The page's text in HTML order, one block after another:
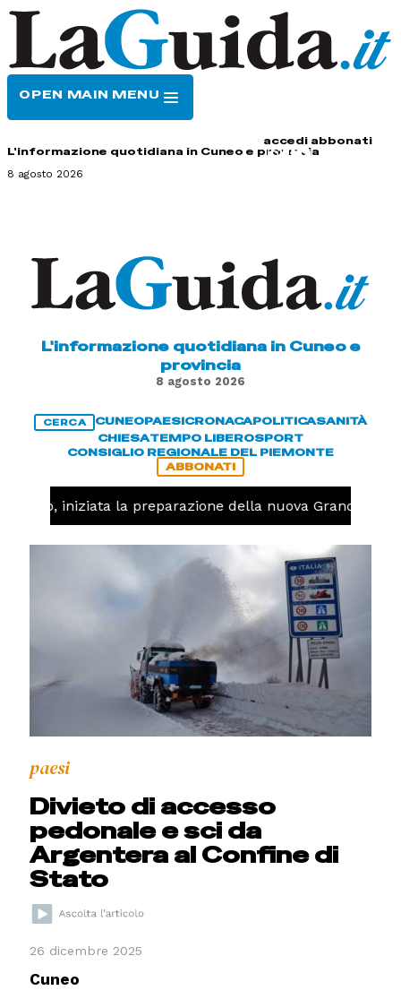
OPEN MAIN MENU
accedi abbonati
L'informazione quotidiana in Cuneo e provincia
8 agosto 2026
L'informazione quotidiana in Cuneo e
provincia
8 agosto 2026
CERCA CUNEOPAESICRONACAPOLITICASANITÀ
CHIESATEMPO LIBEROSPORT
CONSIGLIO REGIONALE DEL PIEMONTE
ABBONATI
iniziata la preparazione della nuova Granda Volley
paesi
Divieto di accesso
pedonale e sci da
Argentera al Confine di
Stato
26 dicembre 2025
Cuneo